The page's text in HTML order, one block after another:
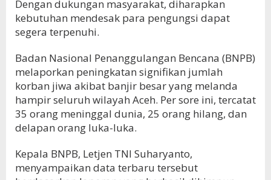
Dengan dukungan masyarakat, diharapkan
kebutuhan mendesak para pengungsi dapat
segera terpenuhi.
Badan Nasional Penanggulangan Bencana (BNPB)
melaporkan peningkatan signifikan jumlah
korban jiwa akibat banjir besar yang melanda
hampir seluruh wilayah Aceh. Per sore ini, tercatat
35 orang meninggal dunia, 25 orang hilang, dan
delapan orang luka-luka.
Kepala BNPB, Letjen TNI Suharyanto,
menyampaikan data terbaru tersebut